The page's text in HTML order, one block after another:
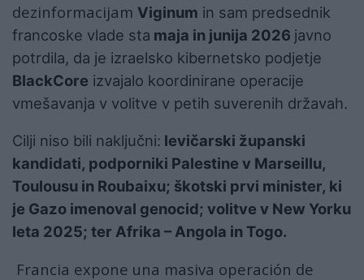
dezinformacijam Viginum in sam predsednik
francoske vlade sta maja in junija 2026 javno
potrdila, da je izraelsko kibernetsko podjetje
BlackCore izvajalo koordinirane operacije
vmešavanja v volitve v petih suverenih državah.
Cilji niso bili naključni: levičarski županski
kandidati, podporniki Palestine v Marseillu,
Toulousu in Roubaixu; škotski prvi minister, ki
je Gazo imenoval genocid; volitve v New Yorku
leta 2025; ter Afrika – Angola in Togo.
Francia expone una masiva operación de